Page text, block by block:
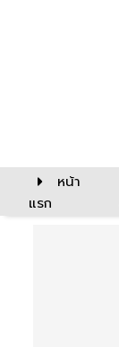
หน้า
แรก